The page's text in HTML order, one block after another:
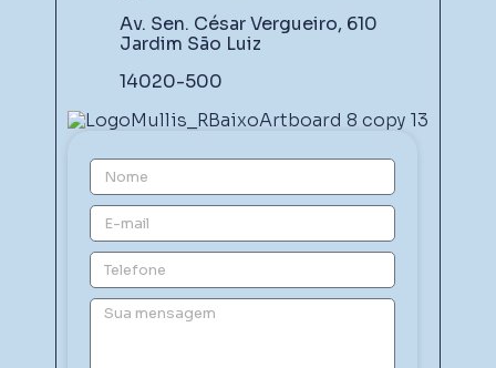
Av. Sen. César Vergueiro, 610
Jardim São Luiz
14020-500